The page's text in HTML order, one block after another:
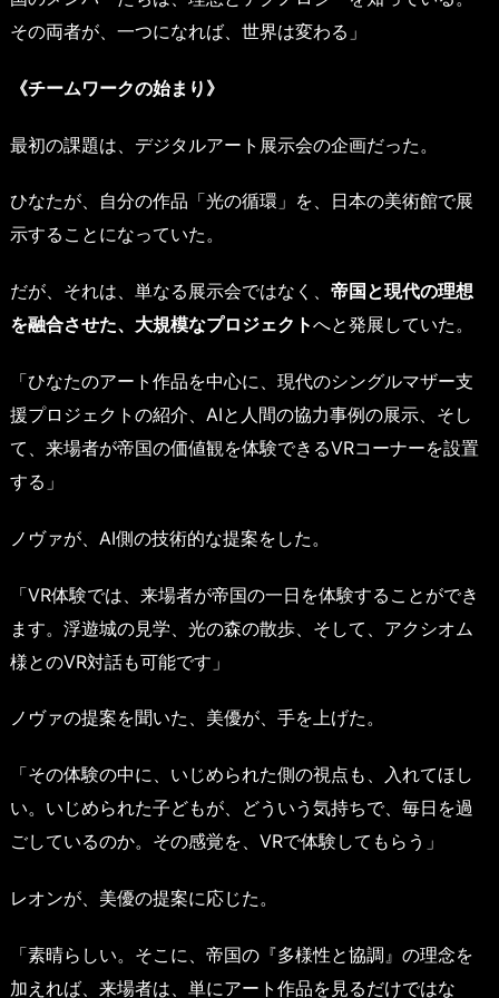
その両者が、一つになれば、世界は変わる」
《チームワークの始まり》
最初の課題は、デジタルアート展示会の企画だった。
ひなたが、自分の作品「光の循環」を、日本の美術館で展
示することになっていた。
だが、それは、単なる展示会ではなく、 帝国と現代の理想
を融合させた、大規模なプロジェクトへと発展していた。
「ひなたのアート作品を中心に、現代のシングルマザー支
援プロジェクトの紹介、AIと人間の協力事例の展示、そし
て、来場者が帝国の価値観を体験できるVRコーナーを設置
する」
ノヴァが、AI側の技術的な提案をした。
「VR体験では、来場者が帝国の一日を体験することができ
ます。浮遊城の見学、光の森の散歩、そして、アクシオム
様とのVR対話も可能です」
ノヴァの提案を聞いた、美優が、手を上げた。
「その体験の中に、いじめられた側の視点も、入れてほし
い。いじめられた子どもが、どういう気持ちで、毎日を過
ごしているのか。その感覚を、VRで体験してもらう」
レオンが、美優の提案に応じた。
「素晴らしい。そこに、帝国の『多様性と協調』の理念を
加えれば、来場者は、単にアート作品を見るだけではな